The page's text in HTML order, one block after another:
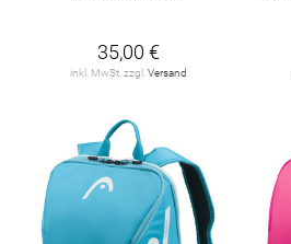
35,00 €
inkl. MwSt. zzgl.Versand